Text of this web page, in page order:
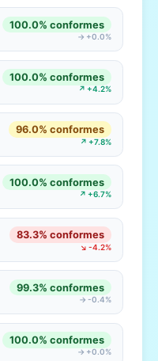
100.0% conformes
→ +0.0%
100.0% conformes
↗ +4.2%
96.0% conformes
↗ +7.8%
100.0% conformes
↗ +6.7%
83.3% conformes
↘ -4.2%
99.3% conformes
→ -0.4%
100.0% conformes
→ +0.0%